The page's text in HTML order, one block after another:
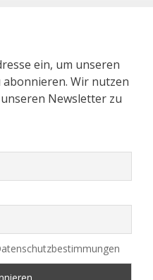
ein, um unseren
Wir nutzen
Newsletter zu